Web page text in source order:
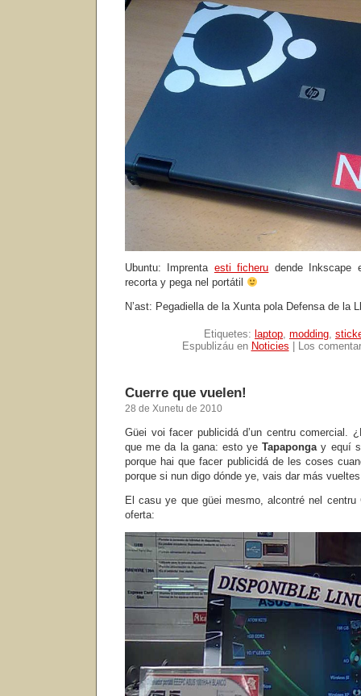
Ubuntu: Imprenta esti ficheru dende Inkscape
recorta y pega nel portátil
N’ast: Pegadiella de la Xunta pola Defensa de la
Etiquetes: laptop, modding,
Espublizáu en Noticies Los
Cuerre que vuelen!
28 de Xunetu de 2010
Güei voi facer publicidá d’un centru comercial.
que me da la gana: esto yeTapapongay equí
porque hai que facer publicidá de les coses
porque si nun digo dónde ye, vais dar más
El casu ye que güei mesmo, alcontré nel centru
oferta: